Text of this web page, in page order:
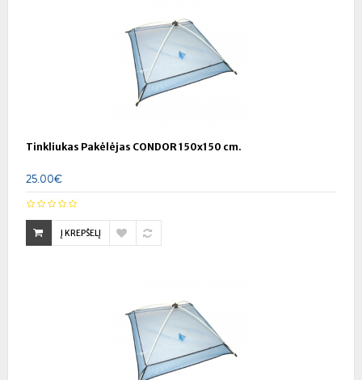
Tinkliukas Pakėlėjas CONDOR 150x150 cm.
25.00€
Į KREPŠELĮ